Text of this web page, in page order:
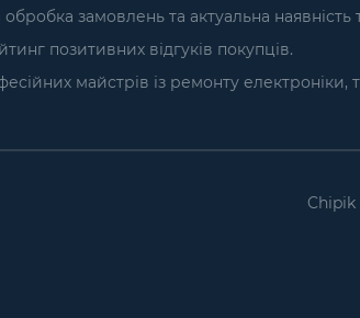
замовлень та актуальна наявність
позитивних відгуків покупців.
майстрів із ремонту електроніки,
Chipik